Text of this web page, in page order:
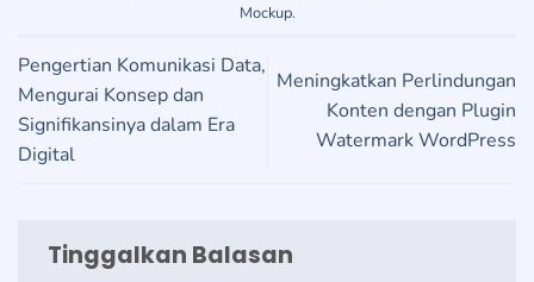
Mockup.
Pengertian Komunikasi Data,
Mengurai Konsep dan
Signifikansinya dalam Era
Digital
Meningkatkan Perlindungan
Konten dengan Plugin
Watermark WordPress
Tinggalkan Balasan